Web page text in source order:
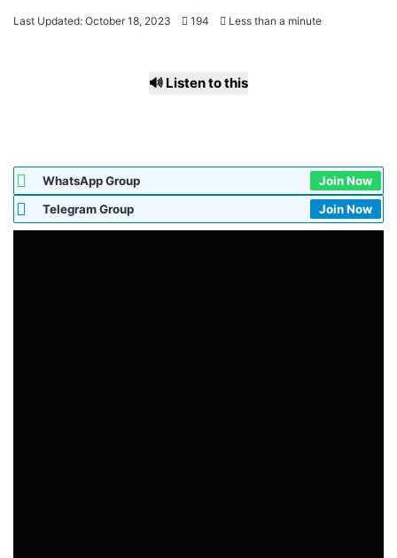
Last Updated: October 18, 2023 194 Less than a minute
🔊 Listen to this
WhatsApp Group
Join Now
Telegram Group
Join Now